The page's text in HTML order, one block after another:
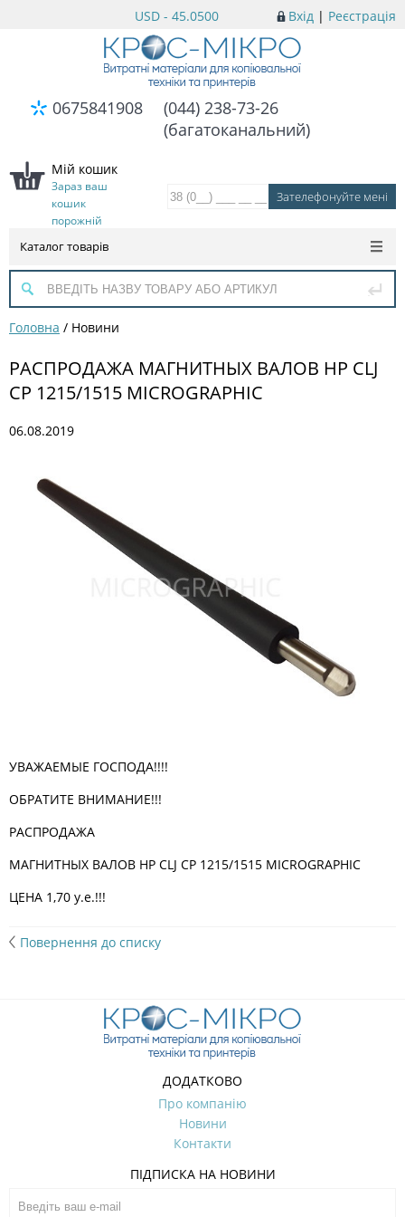
Вхід | Реєстрація
USD - 45.0500
0675841908
(044) 238-73-26
(багатоканальний)
Мій кошик
Зараз ваш
кошик
порожній
Каталог товарів
Головна / Новини
РАСПРОДАЖА МАГНИТНЫХ ВАЛОВ HP CLJ
CP 1215/1515 MICROGRAPHIC
06.08.2019
УВАЖАЕМЫЕ ГОСПОДА!!!!
ОБРАТИТЕ ВНИМАНИЕ!!!
РАСПРОДАЖА
МАГНИТНЫХ ВАЛОВ HP CLJ CP 1215/1515 MICROGRAPHIC
ЦЕНА 1,70 у.е.!!!
Повернення до списку
ДОДАТКОВО
Про компанію
Новини
Контакти
ПІДПИСКА НА НОВИНИ